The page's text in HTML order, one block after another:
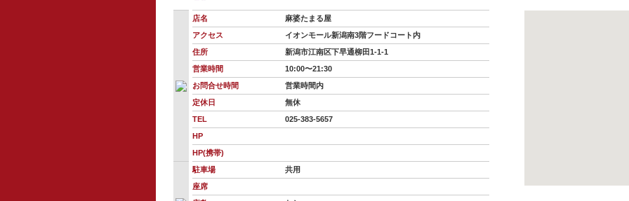
店名
麻婆たまる屋
アクセス
イオンモール新潟南3階フードコート内
住所
新潟市江南区下早通柳田1-1-1
営業時間
10:00〜21:30
お問合せ時間
営業時間内
定休日
無休
TEL
025-383-5657
HP
HP(携帯)
駐車場
共用
座席